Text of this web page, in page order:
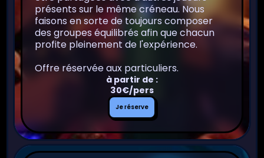
présents sur le même créneau. Nous
faisons en sorte de toujours composer
des groupes équilibrés afin que chacun
profite pleinement de l'expérience.
Offre réservée aux particuliers.
à partir de :
30€/pers
Je
réserve
Je réserve